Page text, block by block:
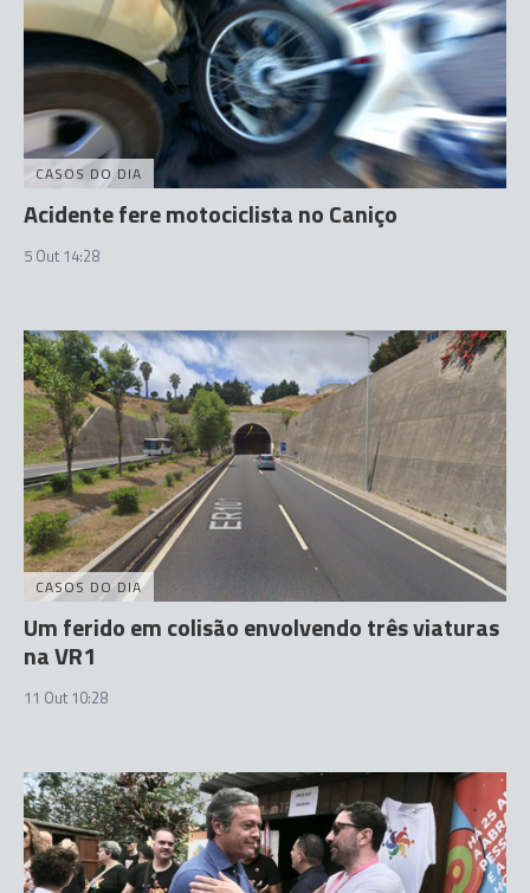
CASOS DO DIA
Acidente fere motociclista no Caniço
5 Out 14:28
CASOS DO DIA
Um ferido em colisão envolvendo três viaturas
na VR1
11 Out 10:28